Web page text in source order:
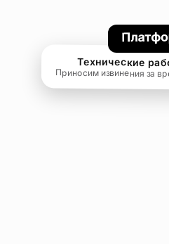
Технические
Приносим извинения за